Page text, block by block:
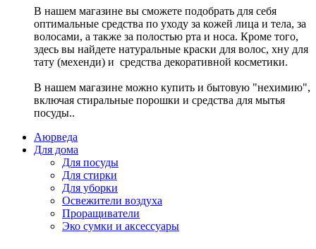
В нашем магазине вы сможете подобрать для себя
оптимальные средства по уходу за кожей лица и тела, за
волосами, а также за полостью рта и носа. Кроме того,
здесь вы найдете натуральные краски для волос, хну для
тату (мехенди) и средства декоративной косметики.
В нашем магазине можно купить и бытовую "нехимию",
включая стиральные порошки и средства для мытья
посуды..
Аюрведа
Для дома
Для посуды
Для стирки
Для уборки
Освежители воздуха
Проращиватели
Эко сумки и аксессуары